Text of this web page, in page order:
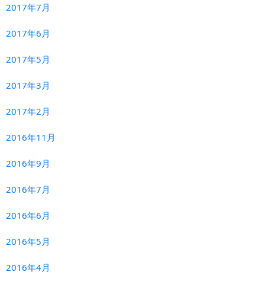
2017年7月
2017年6月
2017年5月
2017年3月
2017年2月
2016年11月
2016年9月
2016年7月
2016年6月
2016年5月
2016年4月